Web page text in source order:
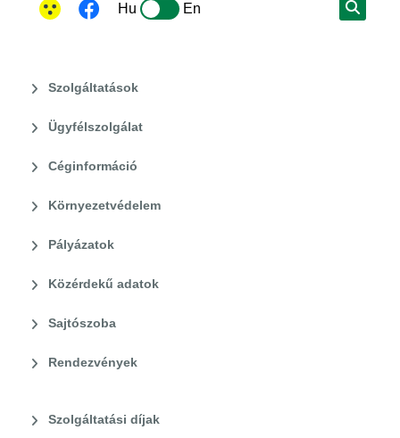
Hu En
Szolgáltatások
Ügyfélszolgálat
Céginformáció
Környezetvédelem
Pályázatok
Közérdekű adatok
Sajtószoba
Rendezvények
Szolgáltatási díjak